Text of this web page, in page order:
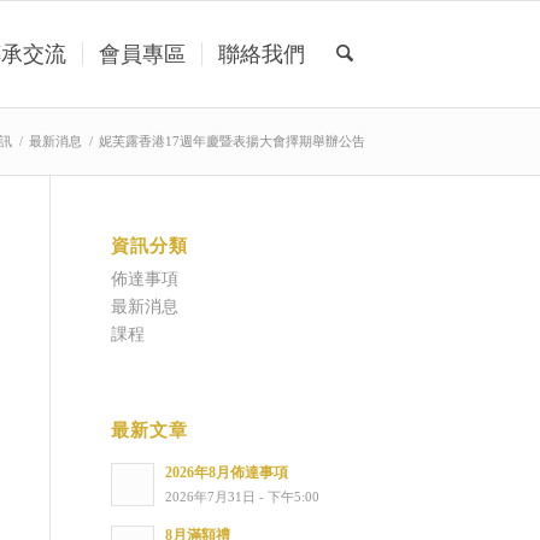
交流 會員專區 聯絡我們
/ 最新消息 / 妮芙露香港17週年慶暨表揚大會擇期舉辦公告
資訊分類
佈達事項
最新消息
課程
最新文章
2026年8月佈達事項
2026年7月31日 - 下午5:00
8月滿額禮